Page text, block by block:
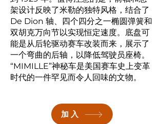
架设计反映了米勒的独特风格，结合了
De Dion 轴、四个四分之一椭圆弹簧和
双胡克万向节以实现恒定速度。底盘可
能是从后轮驱动赛车改装而来，展示了
一个弯曲的后轴，以降低驾驶员座椅。
“MIMILLE”神秘车是美国赛车史上变革
时代的一件罕见而令人回味的文物。
加入